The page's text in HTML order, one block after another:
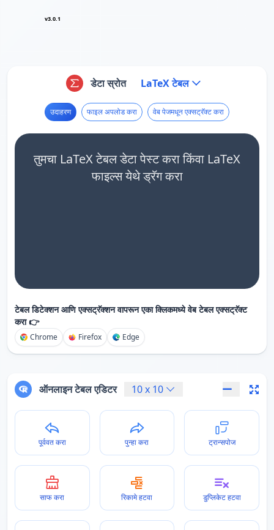
v3.0.1
डेटा स्रोत LaTeX टेबल
उदाहरण फाइल अपलोड करा वेब पेजमधून एक्सट्रॅक्ट करा
तुमचा LaTeX टेबल डेटा पेस्ट करा किंवा LaTeX
फाइल्स येथे ड्रॅग करा
टेबल डिटेक्शन आणि एक्सट्रॅक्शन वापरून एका क्लिकमध्ये वेब टेबल एक्सट्रॅक्ट
करा 👉
Chrome Firefox Edge
ऑनलाइन टेबल एडिटर 10x 10
पूर्ववत करा पुन्हा करा ट्रान्सपोज
साफ करा रिकामे हटवा डुप्लिकेट हटवा